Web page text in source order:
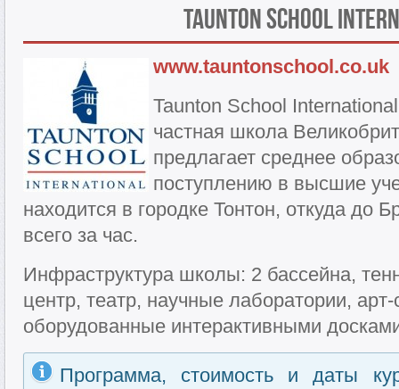
Taunton School
www.tauntonschool.co.uk
Taunton School
частная школа
предлагает среднее
поступлению в высшие
находится в городке Тонтон, откуда до
всего за час.
Инфраструктура школы: 2 бассейна,
центр, театр, научные лаборатории,
оборудованные интерактивными
Программа, стоимость и даты